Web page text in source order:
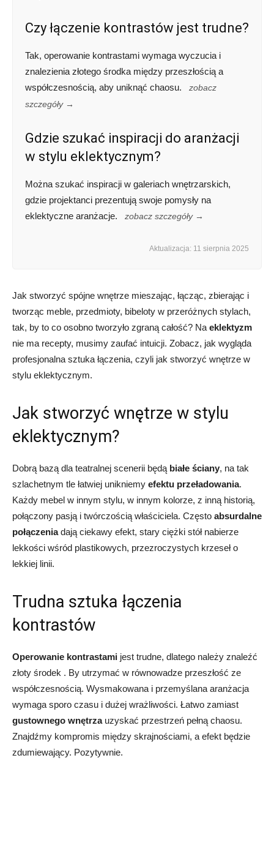
Czy łączenie kontrastów jest trudne?
Tak, operowanie kontrastami wymaga wyczucia i
znalezienia złotego środka między przeszłością a
współczesnością, aby uniknąć chaosu.
zobacz
szczegóły →
Gdzie szukać inspiracji do aranżacji
w stylu eklektycznym?
Można szukać inspiracji w galeriach wnętrzarskich,
gdzie projektanci prezentują swoje pomysły na
eklektyczne aranżacje.
zobacz szczegóły →
Aktualizacja: 11 sierpnia 2025
Jak stworzyć spójne wnętrze mieszając, łącząc, zbierając i
tworząc meble, przedmioty, bibeloty w przeróżnych stylach,
tak, by to co osobno tworzyło zgraną całość? Na eklektyzm
nie ma recepty, musimy zaufać intuicji. Zobacz, jak wygląda
profesjonalna sztuka łączenia, czyli jak stworzyć wnętrze w
stylu eklektycznym.
Jak stworzyć wnętrze w stylu
eklektycznym?
Dobrą bazą dla teatralnej scenerii będą białe ściany, na tak
szlachetnym tle łatwiej unikniemy efektu przeładowania.
Każdy mebel w innym stylu, w innym kolorze, z inną historią,
połączony pasją i twórczością właściciela. Często absurdalne
połączeniadają ciekawy efekt, stary ciężki stół nabierze
lekkości wśród plastikowych, przezroczystych krzeseł o
lekkiej linii.
Trudna sztuka łączenia
kontrastów
Operowanie kontrastami jest trudne, dlatego należy znaleźć
złoty środek . By utrzymać w równowadze przeszłość ze
współczesnością. Wysmakowana i przemyślana aranżacja
wymaga sporo czasu i dużej wrażliwości. Łatwo zamiast
gustownego wnętrzauzyskać przestrzeń pełną chaosu.
Znajdźmy kompromis między skrajnościami, a efekt będzie
zdumiewający. Pozytywnie.